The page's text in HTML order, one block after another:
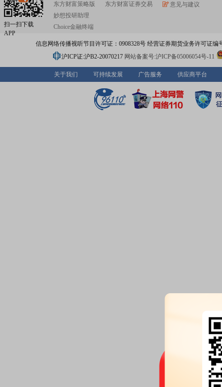
扫一扫下载
APP
东方财富策略版
妙想投研助理
Choice金融终端
东方财富证券交易
意见与建议
信息网络传播视听节目许可证：0908328号 经营证券期货业务许可证编
沪ICP证:沪B2-20070217 网站备案号:沪ICP备05006054号-11
关于我们 可持续发展 广告服务 供应商平台